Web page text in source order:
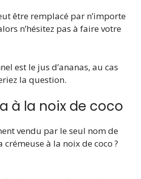
être remplacé par n’importe
n’hésitez pas à faire votre
est le jus d’ananas, au cas
la question.
à la noix de coco
vendu par le seul nom de
à la noix de coco ?